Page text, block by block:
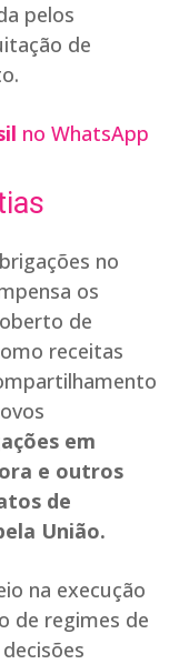
pelos
de
no WhatsApp
no
os
de
receitas
em
e outros
de
União.
na execução
de regimes de